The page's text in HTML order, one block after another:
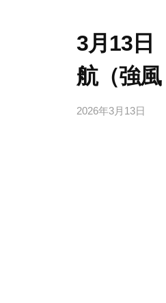
送
有
限
会
島
へ
行
こ
3月13日
航（強風
2026年3月13日